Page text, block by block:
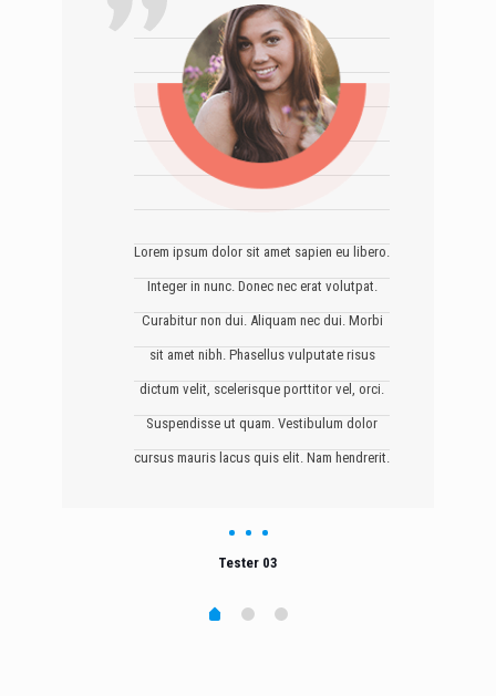
Lorem ipsum dolor sit amet sapien eu libero.
Integer in nunc. Donec nec erat volutpat.
Curabitur non dui. Aliquam nec dui. Morbi
sit amet nibh. Phasellus vulputate risus
dictum velit, scelerisque porttitor vel, orci.
Suspendisse ut quam. Vestibulum dolor
cursus mauris lacus quis elit. Nam hendrerit.
Tester 03